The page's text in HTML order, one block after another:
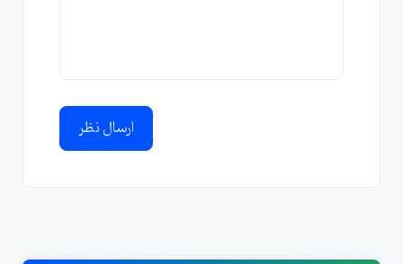
ارسال نظر